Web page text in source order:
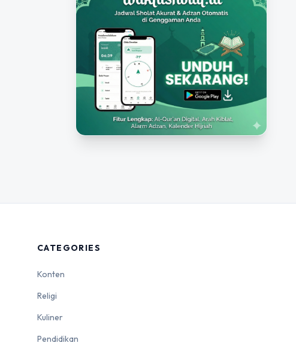
CATEGORIES
Konten
Religi
Kuliner
Pendidikan